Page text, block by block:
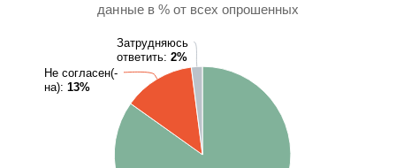
данные в % от всех опрошенных
Не согласен(-
на):13%
Не согласен(-
на):13%
Затрудняюсь
ответить:2%
Затрудняюсь
ответить:2%